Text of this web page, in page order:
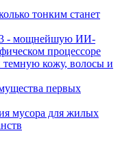
тонким станет
3 - мощнейшую ИИ-
процессоре
кожу, волосы и
первых
мусора для жилых